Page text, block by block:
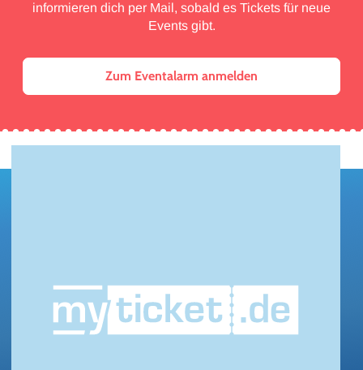
informieren dich per Mail, sobald es Tickets für neue
Events gibt.
Zum Eventalarm anmelden